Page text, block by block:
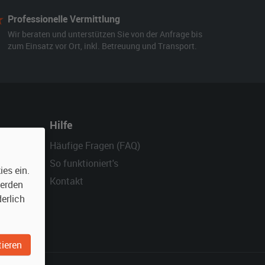
Professionelle Vermittlung
Wir beraten und unterstützen Sie von der Anfrage bis
zum Einsatz vor Ort, inkl. Betreuung und Transport.
Hilfe
Häufige Fragen (FAQ)
So funktioniert's
Kontakt
ein.